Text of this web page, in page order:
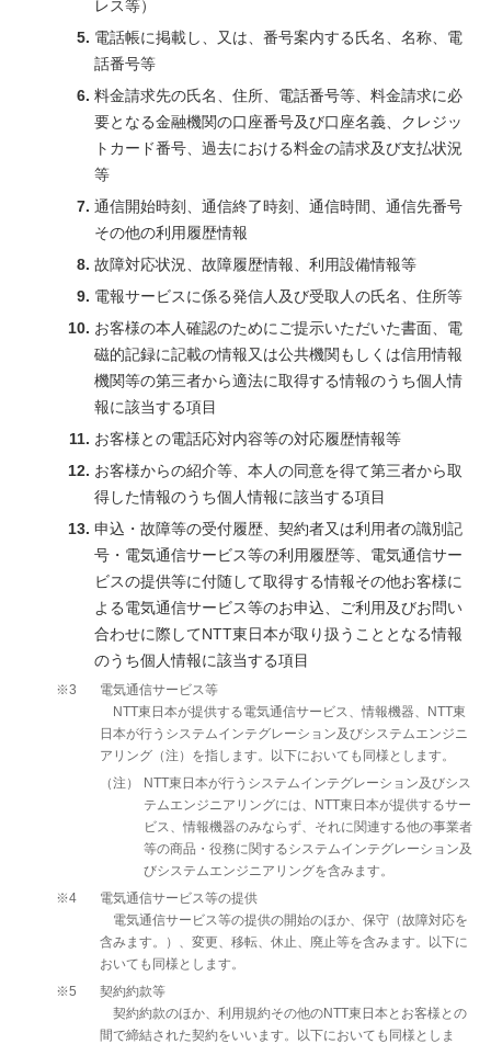
レス等）
電話帳に掲載し、又は、番号案内する氏名、名称、電
話番号等
料金請求先の氏名、住所、電話番号等、料金請求に必
要となる金融機関の口座番号及び口座名義、クレジッ
トカード番号、過去における料金の請求及び支払状況
等
通信開始時刻、通信終了時刻、通信時間、通信先番号
その他の利用履歴情報
故障対応状況、故障履歴情報、利用設備情報等
電報サービスに係る発信人及び受取人の氏名、住所等
お客様の本人確認のためにご提示いただいた書面、電
磁的記録に記載の情報又は公共機関もしくは信用情報
機関等の第三者から適法に取得する情報のうち個人情
報に該当する項目
お客様との電話応対内容等の対応履歴情報等
お客様からの紹介等、本人の同意を得て第三者から取
得した情報のうち個人情報に該当する項目
申込・故障等の受付履歴、契約者又は利用者の識別記
号・電気通信サービス等の利用履歴等、電気通信サー
ビスの提供等に付随して取得する情報その他お客様に
よる電気通信サービス等のお申込、ご利用及びお問い
合わせに際してNTT東日本が取り扱うこととなる情報
のうち個人情報に該当する項目
※3
電気通信サービス等
NTT東日本が提供する電気通信サービス、情報機器、NTT東
日本が行うシステムインテグレーション及びシステムエンジニ
アリング（注）を指します。以下においても同様とします。
（注）
NTT東日本が行うシステムインテグレーション及びシス
テムエンジニアリングには、NTT東日本が提供するサー
ビス、情報機器のみならず、それに関連する他の事業者
等の商品・役務に関するシステムインテグレーション及
びシステムエンジニアリングを含みます。
※4
電気通信サービス等の提供
電気通信サービス等の提供の開始のほか、保守（故障対応を
含みます。）、変更、移転、休止、廃止等を含みます。以下に
おいても同様とします。
※5
契約約款等
契約約款のほか、利用規約その他のNTT東日本とお客様との
間で締結された契約をいいます。以下においても同様としま